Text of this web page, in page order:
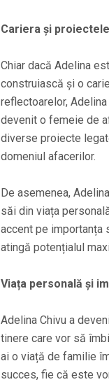
Cariera și
Chiar dacă Adelina
construiască și o
reflectoarelor,
devenit o femeie de
diverse proiecte
domeniul afacerilor.
De asemenea,
săi din viața
accent pe
atingă potențialul
Viața personală și
Adelina Chivu a
tinere care vor să
ai o viață de familie
succes, fie că este